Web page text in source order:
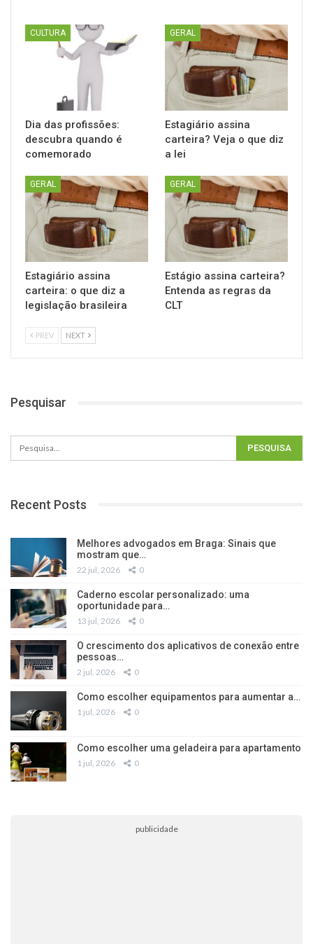
CULTURA
Dia das profissões:
descubra quando é
comemorado
GERAL
Estagiário assina
carteira? Veja o que diz
a lei
GERAL
Estagiário assina
carteira: o que diz a
legislação brasileira
GERAL
Estágio assina carteira?
Entenda as regras da
CLT
PREV NEXT
Pesquisar
Recent Posts
Melhores advogados em Braga: Sinais que
mostram que…
22 jul, 2026 0
Caderno escolar personalizado: uma
oportunidade para…
13 jul, 2026 0
O crescimento dos aplicativos de conexão entre
pessoas…
2 jul, 2026 0
Como escolher equipamentos para aumentar a…
1 jul, 2026 0
Como escolher uma geladeira para apartamento
1 jul, 2026 0
publicidade